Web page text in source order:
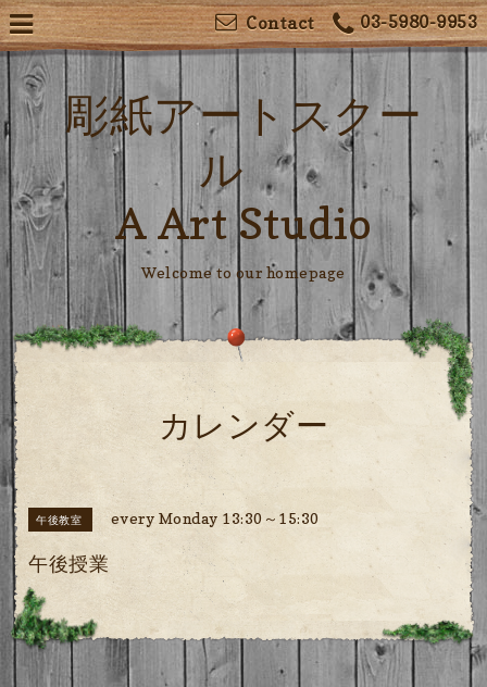
03-5980-9953
Contact
彫紙アートスクー
ル
A Art Studio
Welcome to our homepage
カレンダー
午後教室 every Monday 13:30～15:30
午後授業